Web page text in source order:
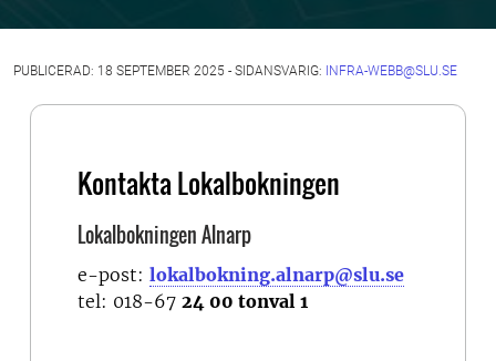
PUBLICERAD: 18 SEPTEMBER 2025 - SIDANSVARIG: INFRA-WEBB@SLU.SE
Kontakta Lokalbokningen
Lokalbokningen Alnarp
e-post: lokalbokning.alnarp@slu.se
tel: 018-67 24 00 tonval 1